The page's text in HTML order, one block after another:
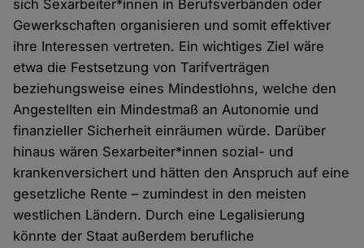
sich Sexarbeiter*innen in Berufsverbänden oder
Gewerkschaften organisieren und somit effektiver
ihre Interessen vertreten. Ein wichtiges Ziel wäre
etwa die Festsetzung von Tarifverträgen
beziehungsweise eines Mindestlohns, welche den
Angestellten ein Mindestmaß an Autonomie und
finanzieller Sicherheit einräumen würde. Darüber
hinaus wären Sexarbeiter*innen sozial- und
krankenversichert und hätten den Anspruch auf eine
gesetzliche Rente – zumindest in den meisten
westlichen Ländern. Durch eine Legalisierung
könnte der Staat außerdem berufliche